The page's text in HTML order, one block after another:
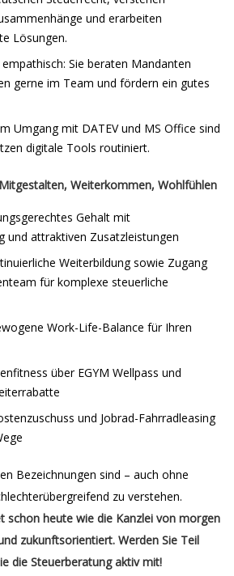
und erarbeiten
Lösungen.
Sie beraten Mandanten
gerne im Team und fördern ein gutes
Umgang mit DATEV und MS Office sind
digitale Tools routiniert.
Weiterkommen, Wohlfühlen
Gehalt mit
und attraktiven Zusatzleistungen
Weiterbildung sowie Zugang
für komplexe steuerliche
Work-Life-Balance für Ihren
über EGYM Wellpass und
und Jobrad-Fahrradleasing
Bezeichnungen sind – auch ohne
zu verstehen.
schon heute wie die Kanzlei von morgen
zukunftsorientiert. Werden Sie Teil
die Steuerberatung aktiv mit!